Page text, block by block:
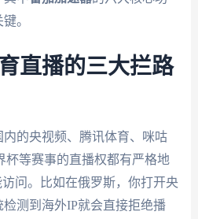
。
直播的三大拦路
的央视频、腾讯体育、咪咕
杯等赛事的直播权都有严格地
问。比如在俄罗斯，你打开央
测到海外IP就会直接拒绝播